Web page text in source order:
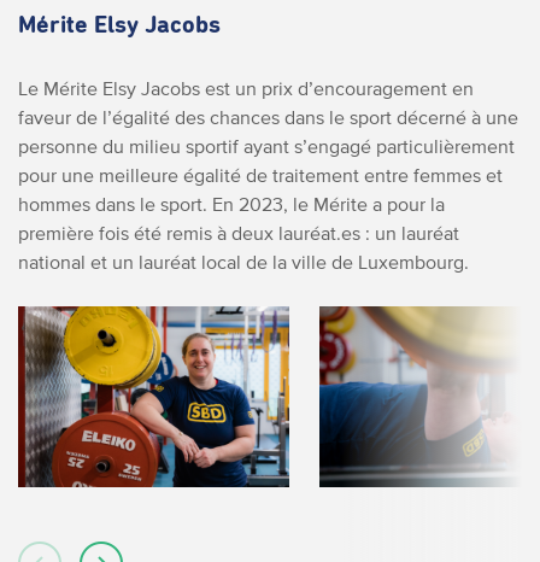
Mérite Elsy Jacobs
Le Mérite Elsy Jacobs est un prix d’encouragement en
faveur de l’égalité des chances dans le sport décerné à une
personne du milieu sportif ayant s’engagé particulièrement
pour une meilleure égalité de traitement entre femmes et
hommes dans le sport. En 2023, le Mérite a pour la
première fois été remis à deux lauréat.es : un lauréat
national et un lauréat local de la ville de Luxembourg.